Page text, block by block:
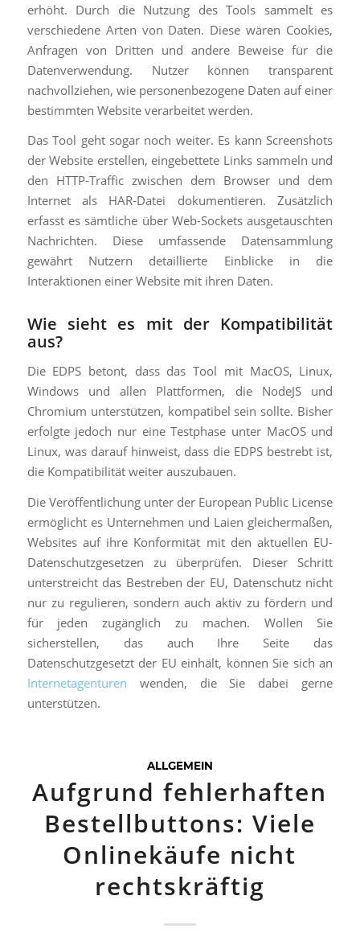
erhöht. Durch die Nutzung des Tools sammelt es
verschiedene Arten von Daten. Diese wären Cookies,
Anfragen von Dritten und andere Beweise für die
Datenverwendung. Nutzer können transparent
nachvollziehen, wie personenbezogene Daten auf einer
bestimmten Website verarbeitet werden.
Das Tool geht sogar noch weiter. Es kann Screenshots
der Website erstellen, eingebettete Links sammeln und
den HTTP-Traffic zwischen dem Browser und dem
Internet als HAR-Datei dokumentieren. Zusätzlich
erfasst es sämtliche über Web-Sockets ausgetauschten
Nachrichten. Diese umfassende Datensammlung
gewährt Nutzern detaillierte Einblicke in die
Interaktionen einer Website mit ihren Daten.
Wie sieht es mit der Kompatibilität
aus?
Die EDPS betont, dass das Tool mit MacOS, Linux,
Windows und allen Plattformen, die NodeJS und
Chromium unterstützen, kompatibel sein sollte. Bisher
erfolgte jedoch nur eine Testphase unter MacOS und
Linux, was darauf hinweist, dass die EDPS bestrebt ist,
die Kompatibilität weiter auszubauen.
Die Veröffentlichung unter der European Public License
ermöglicht es Unternehmen und Laien gleichermaßen,
Websites auf ihre Konformität mit den aktuellen EU-
Datenschutzgesetzen zu überprüfen. Dieser Schritt
unterstreicht das Bestreben der EU, Datenschutz nicht
nur zu regulieren, sondern auch aktiv zu fördern und
für jeden zugänglich zu machen. Wollen Sie
sicherstellen, das auch Ihre Seite das
Datenschutzgesetzt der EU einhält, können Sie sich an
Internetagenturen wenden, die Sie dabei gerne
unterstützen.
ALLGEMEIN
Aufgrund fehlerhaften
Bestellbuttons: Viele
Onlinekäufe nicht
rechtskräftig